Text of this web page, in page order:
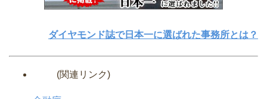
ダイヤモンド誌で日本一に選ばれた事務所とは？
(関連リンク)